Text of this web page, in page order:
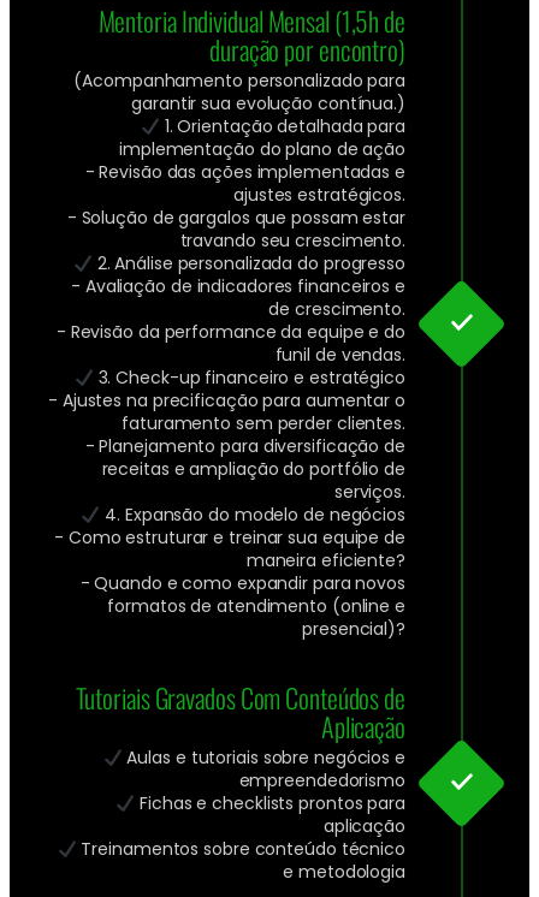
Mentoria Individual Mensal (1,5h de
duração por encontro)
(Acompanhamento personalizado para
garantir sua evolução contínua.)
1. Orientação detalhada para
implementação do plano de ação
- Revisão das ações implementadas e
ajustes estratégicos.
- Solução de gargalos que possam estar
travando seu crescimento.
2. Análise personalizada do progresso
- Avaliação de indicadores financeiros e
de crescimento.
- Revisão da performance da equipe e do
funil de vendas.
3. Check-up financeiro e estratégico
- Ajustes na precificação para aumentar o
faturamento sem perder clientes.
- Planejamento para diversificação de
receitas e ampliação do portfólio de
serviços.
4. Expansão do modelo de negócios
- Como estruturar e treinar sua equipe de
maneira eficiente?
- Quando e como expandir para novos
formatos de atendimento (online e
presencial)?
Tutoriais Gravados Com Conteúdos de
Aplicação
Aulas e tutoriais sobre negócios e
empreendedorismo
Fichas e checklists prontos para
aplicação
Treinamentos sobre conteúdo técnico
e metodologia